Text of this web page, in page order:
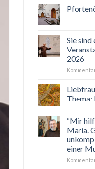
Sie sind
2026
Thema:
“Mir
Maria.
einer